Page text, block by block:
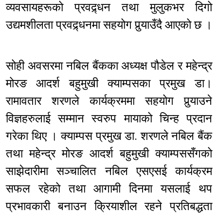
व्यवसायहरूको प्रवद्र्धन तथा मुलुकभर दिगो
उद्यमशीलता प्रवद्र्धनमा सहयोग पुर्‍याउँदै आएको छ ।
सोही अवसरमा नबिल बैंकका अध्यक्ष पौडेल र महेन्द्र
मोरङ आदर्श बहुमुखी क्याम्पसका प्रमुख डा।
रामावतार शरणले कार्यक्रममा सहयोग पुर्‍याउने
विज्ञहरुलाई सम्मान स्वरुप मायाको चिन्ह प्रदान
गरेका थिए । क्याम्पस प्रमुख डा. शरणले नबिल बैंक
तथा महेन्द्र मोरङ आदर्श बहुमुखी क्याम्पससँगको
साझेदारीमा सञ्चालित नबिल एसएसई कार्यक्रम
सफल रहेको तथा आगामी दिनमा यसलाई थप
प्रभावकारी बनाउन क्रियाशील रहने प्रतिबद्धता